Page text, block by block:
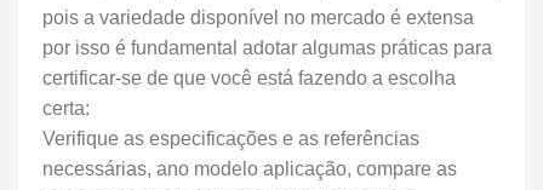
pois a variedade disponível no mercado é extensa
por isso é fundamental adotar algumas práticas para
certificar-se de que você está fazendo a escolha
certa:
Verifique as especificações e as referências
necessárias, ano modelo aplicação, compare as